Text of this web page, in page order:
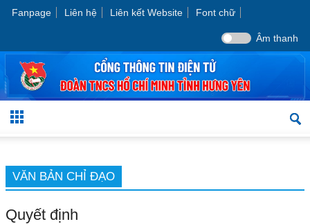
Fanpage Liên hệ Liên kết Website Font chữ
Âm thanh
VĂN BẢN CHỈ ĐẠO
Quyết định